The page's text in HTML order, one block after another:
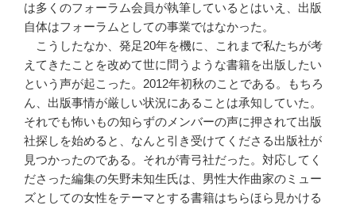
は多くのフォーラム会員が執筆しているとはいえ、出版
自体はフォーラムとしての事業ではなかった。
こうしたなか、発足20年を機に、これまで私たちが考
えてきたことを改めて世に問うような書籍を出版したい
という声が起こった。2012年初秋のことである。もちろ
ん、出版事情が厳しい状況にあることは承知していた。
それでも怖いもの知らずのメンバーの声に押されて出版
社探しを始めると、なんと引き受けてくださる出版社が
見つかったのである。それが青弓社だった。対応してく
ださった編集の矢野未知生氏は、男性大作曲家のミュー
ズとしての女性をテーマとする書籍はちらほら見かける